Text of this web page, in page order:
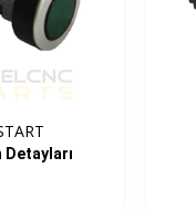
Detayları